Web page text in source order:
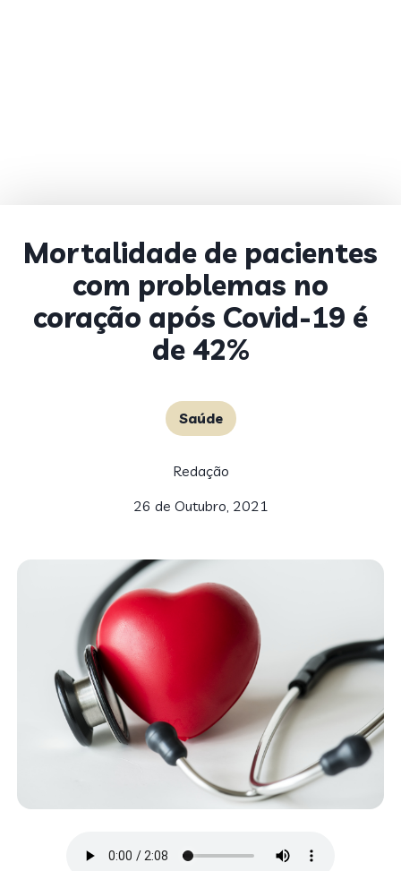
Mortalidade de pacientes
com problemas no
coração após Covid-19 é
de 42%
Saúde
Redação
26 de Outubro, 2021